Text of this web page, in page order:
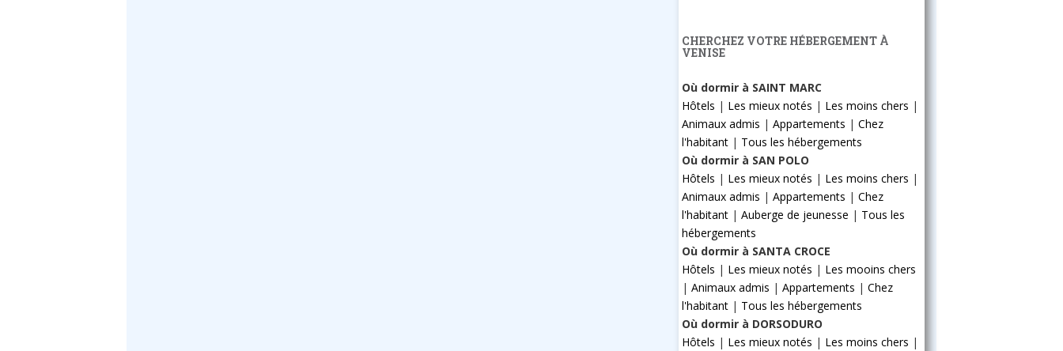
CHERCHEZ VOTRE HÉBERGEMENT À
VENISE
Où dormir à SAINT MARC
Hôtels | Les mieux notés | Les moins chers |
Animaux admis | Appartements | Chez
l'habitant| Tous les hébergements
Où dormir à SAN POLO
Hôtels | Les mieux notés | Les moins chers |
Animaux admis | Appartements | Chez
l'habitant| Auberge de jeunesse | Tous les
hébergements
Où dormir à SANTA CROCE
Hôtels | Les mieux notés | Les mooins chers
| Animaux admis | Appartements | Chez
l'habitant| Tous les hébergements
Où dormir à DORSODURO
Hôtels | Les mieux notés | Les moins chers |